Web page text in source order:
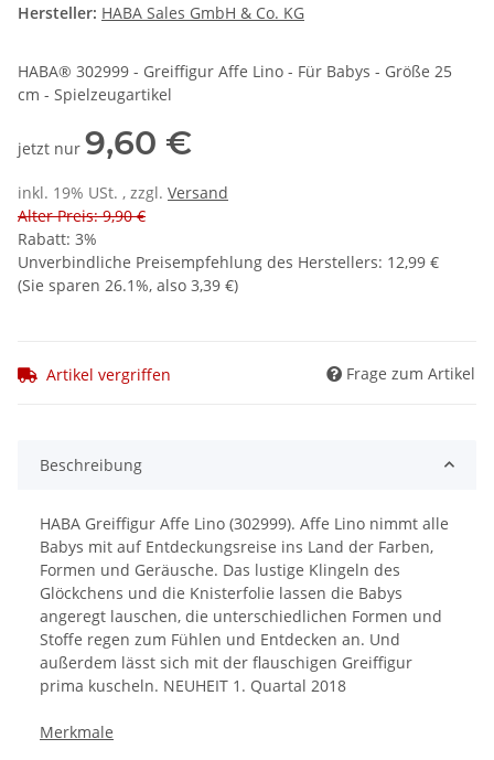
Hersteller: HABA Sales GmbH & Co. KG
HABA® 302999 - Greiffigur Affe Lino - Für Babys - Größe 25
cm - Spielzeugartikel
jetzt nur 9,60 €
inkl. 19% USt. , zzgl. Versand
Alter Preis: 9,90 €
Rabatt: 3%
Unverbindliche Preisempfehlung des Herstellers: 12,99 €
(Sie sparen 26.1%, also 3,39 €)
Artikel vergriffen Frage zum Artikel
Beschreibung
HABA Greiffigur Affe Lino (302999). Affe Lino nimmt alle
Babys mit auf Entdeckungsreise ins Land der Farben,
Formen und Geräusche. Das lustige Klingeln des
Glöckchens und die Knisterfolie lassen die Babys
angeregt lauschen, die unterschiedlichen Formen und
Stoffe regen zum Fühlen und Entdecken an. Und
außerdem lässt sich mit der flauschigen Greiffigur
prima kuscheln. NEUHEIT 1. Quartal 2018
Merkmale